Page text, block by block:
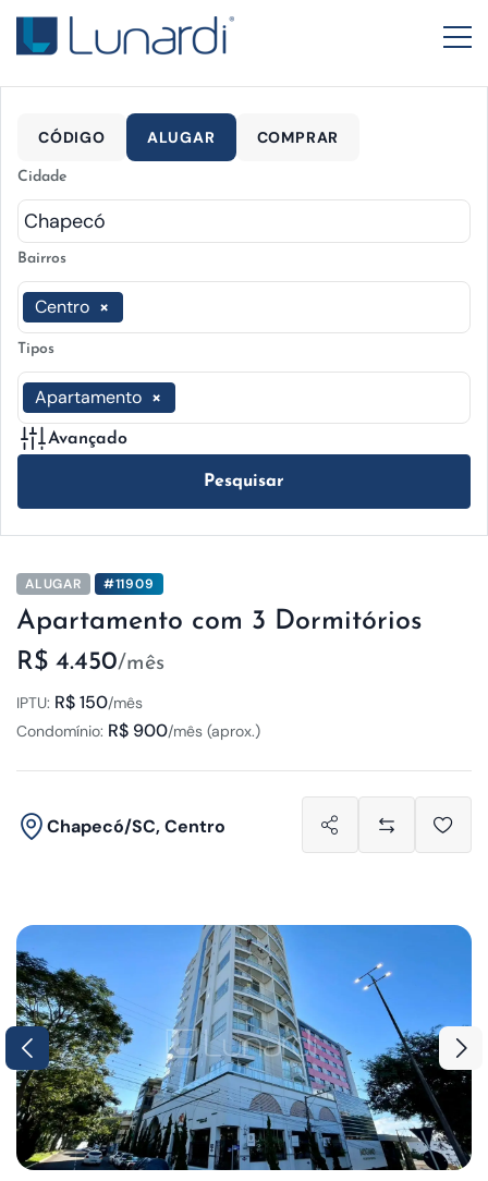
CÓDIGO ALUGAR COMPRAR
Cidade
Bairros
×
Centro
Tipos
×
Apartamento
Avançado
Pesquisar
ALUGAR #11909
Apartamento com 3 Dormitórios
R$ 4.450/mês
IPTU: R$ 150/mês
Condomínio: R$ 900/mês (aprox.)
Chapecó/SC, Centro